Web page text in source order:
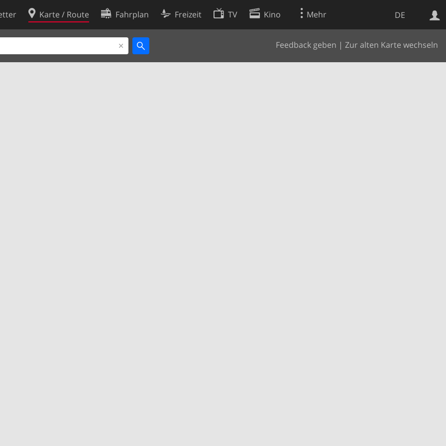
DE
Karte / Route Fahrplan Freizeit TV Kino Mehr
Feedback geben | Zur alten Karte wechseln
Websuche
Cookie-Richtlinie
Cookie-Einstellungen